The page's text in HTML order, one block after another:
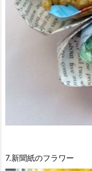
7.新聞紙のフラワー